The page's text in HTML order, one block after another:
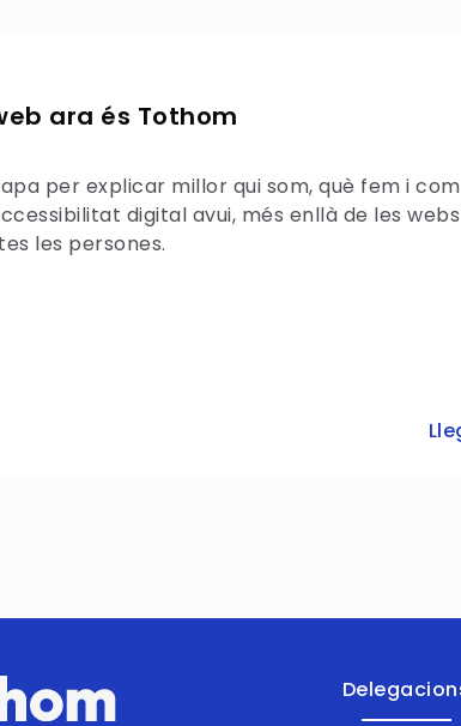
ara és Tothom
per explicar millor qui som, què fem i com
digital avui, més enllà de les
les persones.